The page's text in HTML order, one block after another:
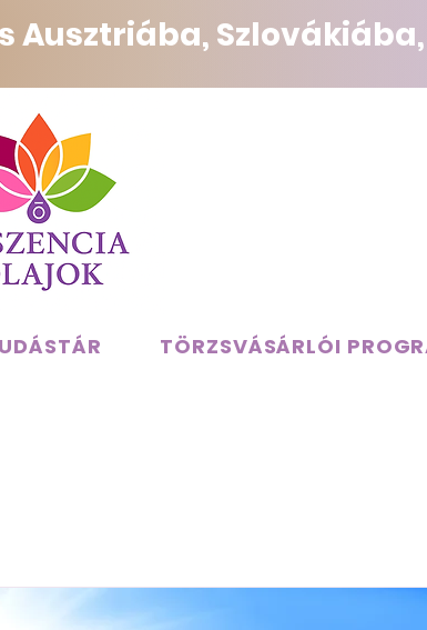
Ausztriába,
TÖRZSVÁSÁRLÓI